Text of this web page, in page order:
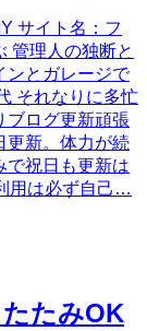
サイト名：フ
管理人の独断と
ンとガレージで
それなりに多忙
ブログ更新頑張
更新。体力が続
で祝日も更新は
用は必ず自己…
たみOK